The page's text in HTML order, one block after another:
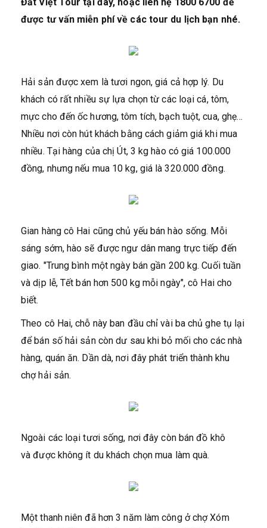
được tư vấn miễn phí về các tour du lịch bạn nhé.
Hải sản được xem là tươi ngon, giá cả hợp lý. Du
khách có rất nhiều sự lựa chọn từ các loại cá, tôm,
mực cho đến ốc hương, tôm tích, bạch tuột, cua, ghẹ…
Nhiều nơi còn hút khách bằng cách giảm giá khi mua
nhiều. Tại hàng của chị Út, 3 kg hào có giá 100.000
đồng, nhưng nếu mua 10 kg, giá là 320.000 đồng.
Gian hàng cô Hai cũng chủ yếu bán hào sống. Mỗi
sáng sớm, hào sẽ được ngư dân mang trực tiếp đến
giao. "Trung bình một ngày bán gần 200 kg. Cuối tuần
và dịp lễ, Tết bán hơn 500 kg mỗi ngày", cô Hai cho
biết.
Theo cô Hai, chỗ này ban đầu chỉ vài ba chủ ghe tụ lại
để bán số hải sản còn dư sau khi bỏ mối cho các nhà
hàng, quán ăn. Dần dà, nơi đây phát triển thành khu
chợ hải sản.
Ngoài các loại tươi sống, nơi đây còn bán đồ khô
và được không ít du khách chọn mua làm quà.
Một thanh niên đã hơn 3 năm làm công ở chợ Xóm